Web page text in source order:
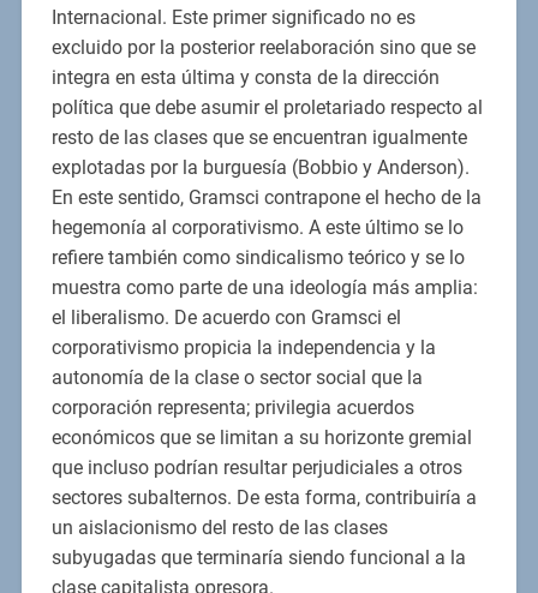
Internacional. Este primer significado no es
excluido por la posterior reelaboración sino que se
integra en esta última y consta de la dirección
política que debe asumir el proletariado respecto al
resto de las clases que se encuentran igualmente
explotadas por la burguesía (Bobbio y Anderson).
En este sentido, Gramsci contrapone el hecho de la
hegemonía al corporativismo. A este último se lo
refiere también como sindicalismo teórico y se lo
muestra como parte de una ideología más amplia:
el liberalismo. De acuerdo con Gramsci el
corporativismo propicia la independencia y la
autonomía de la clase o sector social que la
corporación representa; privilegia acuerdos
económicos que se limitan a su horizonte gremial
que incluso podrían resultar perjudiciales a otros
sectores subalternos. De esta forma, contribuiría a
un aislacionismo del resto de las clases
subyugadas que terminaría siendo funcional a la
clase capitalista opresora.